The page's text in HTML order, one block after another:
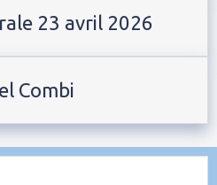
23 avril 2026
Combi